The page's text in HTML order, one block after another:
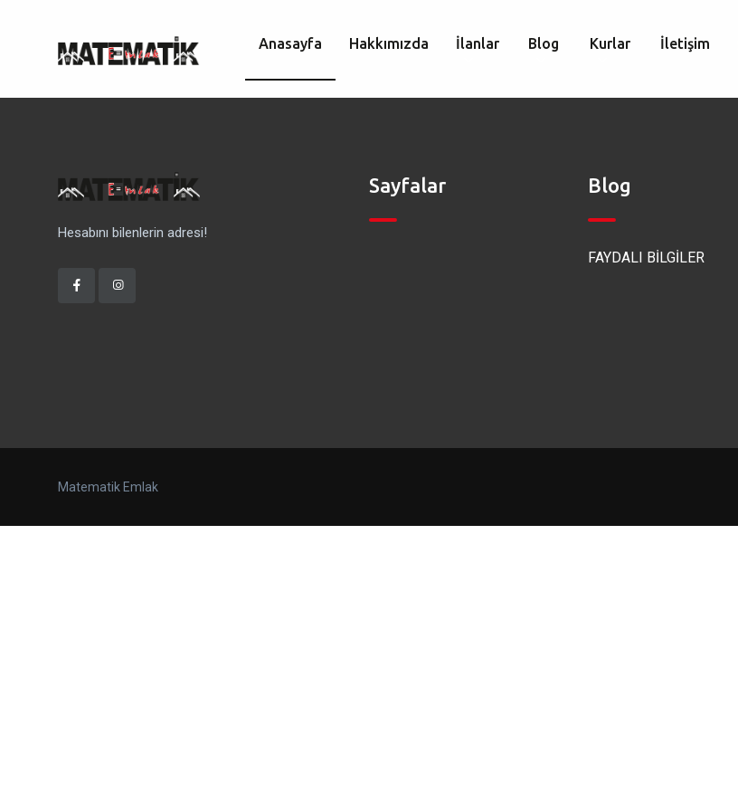
Anasayfa Hakkımızda İlanlar Blog Kurlar İletişim
Hesabını bilenlerin adresi!
Sayfalar Blog
FAYDALI BİLGİLER
Matematik Emlak